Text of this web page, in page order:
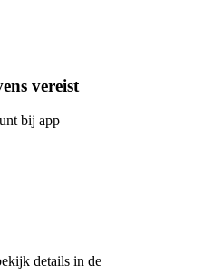
vereist
bij app
details in de